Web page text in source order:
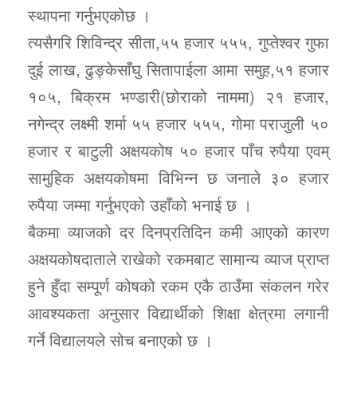
स्थापना गर्नुभएकोछ ।
त्यसैगरि शिविन्द्र सीता,५५ हजार ५५५, गुप्तेश्वर गुफा
दुई लाख, ढुङ्केसाँघु सितापाईला आमा समुह,५१ हजार
१०५, बिक्रम भण्डारी(छोराको नाममा) २१ हजार,
नगेन्द्र लक्ष्मी शर्मा ५५ हजार ५५५, गोमा पराजुली ५०
हजार र बाटुली अक्षयकोष ५० हजार पाँच रुपैया एवम्
सामुहिक अक्षयकोषमा विभिन्न छ जनाले ३० हजार
रुपैया जम्मा गर्नुभएको उहाँको भनाई छ ।
बैकमा व्याजको दर दिनप्रतिदिन कमी आएको कारण
अक्षयकोषदाताले राखेको रकमबाट सामान्य व्याज प्राप्त
हुने हुँदा सम्पूर्ण कोषको रकम एकै ठाउँमा संकलन गरेर
आवश्यकता अनुसार विद्यार्थीको शिक्षा क्षेत्रमा लगानी
गर्ने विद्यालयले सोच बनाएको छ ।